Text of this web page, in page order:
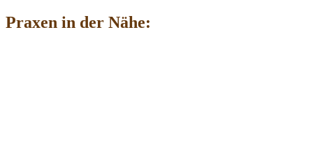
Praxen in der Nähe: